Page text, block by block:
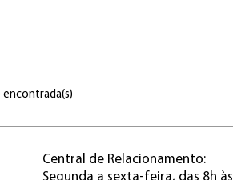
encontrada(s)
Central de Relacionamento:
Segunda a sexta-feira, das 8h às